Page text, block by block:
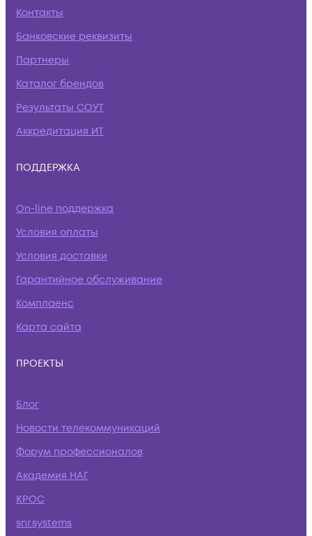
Контакты
Банковские реквизиты
Партнеры
Каталог брендов
Результаты СОУТ
Аккредитация ИТ
ПОДДЕРЖКА
On-line поддержка
Условия оплаты
Условия доставки
Гарантийное обслуживание
Комплаенс
Карта сайта
ПРОЕКТЫ
Блог
Новости телекоммуникаций
Форум профессионалов
Академия НАГ
КРОС
snr.systems